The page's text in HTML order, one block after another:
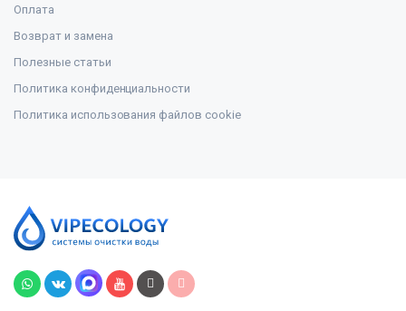
Оплата
Возврат и замена
Полезные статьи
Политика конфиденциальности
Политика использования файлов cookie